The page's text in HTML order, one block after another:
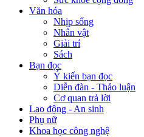
Văn hóa
Nhịp sống
Nhân vật
Giải trí
Sách
Bạn đọc
Ý kiến bạn đọc
Diễn đàn - Thảo luận
Cơ quan trả lời
Lao động - An sinh
Phụ nữ
Khoa học công nghệ